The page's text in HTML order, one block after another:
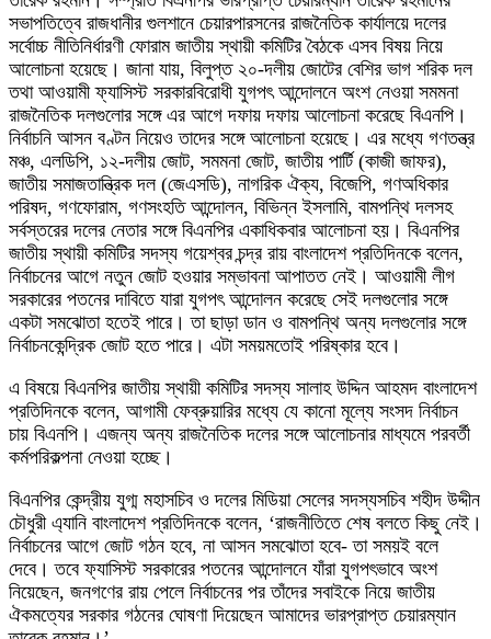
সভাপতিত্বে রাজধানীর গুলশানে চেয়ারপারসনের রাজনৈতিক কার্যালয়ে দলের
সর্বোচ্চ নীতিনির্ধারণী ফোরাম জাতীয় স্থায়ী কমিটির বৈঠকে এসব বিষয় নিয়ে
আলোচনা হয়েছে। জানা যায়, বিলুপ্ত ২০-দলীয় জোটের বেশির ভাগ শরিক দল
তথা আওয়ামী ফ্যাসিস্ট সরকারবিরোধী যুগপৎ আন্দোলনে অংশ নেওয়া সমমনা
রাজনৈতিক দলগুলোর সঙ্গে এর আগে দফায় দফায় আলোচনা করেছে বিএনপি।
নির্বাচনি আসন বণ্টন নিয়েও তাদের সঙ্গে আলোচনা হয়েছে। এর মধ্যে গণতন্ত্র
মঞ্চ, এলডিপি, ১২-দলীয় জোট, সমমনা জোট, জাতীয় পার্টি (কাজী জাফর),
জাতীয় সমাজতান্ত্রিক দল (জেএসডি), নাগরিক ঐক্য, বিজেপি, গণঅধিকার
পরিষদ, গণফোরাম, গণসংহতি আন্দোলন, বিভিন্ন ইসলামি, বামপন্থি দলসহ
সর্বস্তরের দলের নেতার সঙ্গে বিএনপির একাধিকবার আলোচনা হয়। বিএনপির
জাতীয় স্থায়ী কমিটির সদস্য গয়েশ্বর চন্দ্র রায় বাংলাদেশ প্রতিদিনকে বলেন,
নির্বাচনের আগে নতুন জোট হওয়ার সম্ভাবনা আপাতত নেই। আওয়ামী লীগ
সরকারের পতনের দাবিতে যারা যুগপৎ আন্দোলন করেছে সেই দলগুলোর সঙ্গে
একটা সমঝোতা হতেই পারে। তা ছাড়া ডান ও বামপন্থি অন্য দলগুলোর সঙ্গে
নির্বাচনকেন্দ্রিক জোট হতে পারে। এটা সময়মতোই পরিষ্কার হবে।
এ বিষয়ে বিএনপির জাতীয় স্থায়ী কমিটির সদস্য সালাহ উদ্দিন আহমদ বাংলাদেশ
প্রতিদিনকে বলেন, আগামী ফেব্রুয়ারির মধ্যে যে কানো মূল্যে সংসদ নির্বাচন
চায় বিএনপি। এজন্য অন্য রাজনৈতিক দলের সঙ্গে আলোচনার মাধ্যমে পরবর্তী
কর্মপরিকল্পনা নেওয়া হচ্ছে।
বিএনপির কেন্দ্রীয় যুগ্ম মহাসচিব ও দলের মিডিয়া সেলের সদস্যসচিব শহীদ উদ্দীন
চৌধুরী এ্যানি বাংলাদেশ প্রতিদিনকে বলেন, ‘রাজনীতিতে শেষ বলতে কিছু নেই।
নির্বাচনের আগে জোট গঠন হবে, না আসন সমঝোতা হবে- তা সময়ই বলে
দেবে। তবে ফ্যাসিস্ট সরকারের পতনের আন্দোলনে যাঁরা যুগপৎভাবে অংশ
নিয়েছেন, জনগণের রায় পেলে নির্বাচনের পর তাঁদের সবাইকে নিয়ে জাতীয়
ঐকমত্যের সরকার গঠনের ঘোষণা দিয়েছেন আমাদের ভারপ্রাপ্ত চেয়ারম্যান